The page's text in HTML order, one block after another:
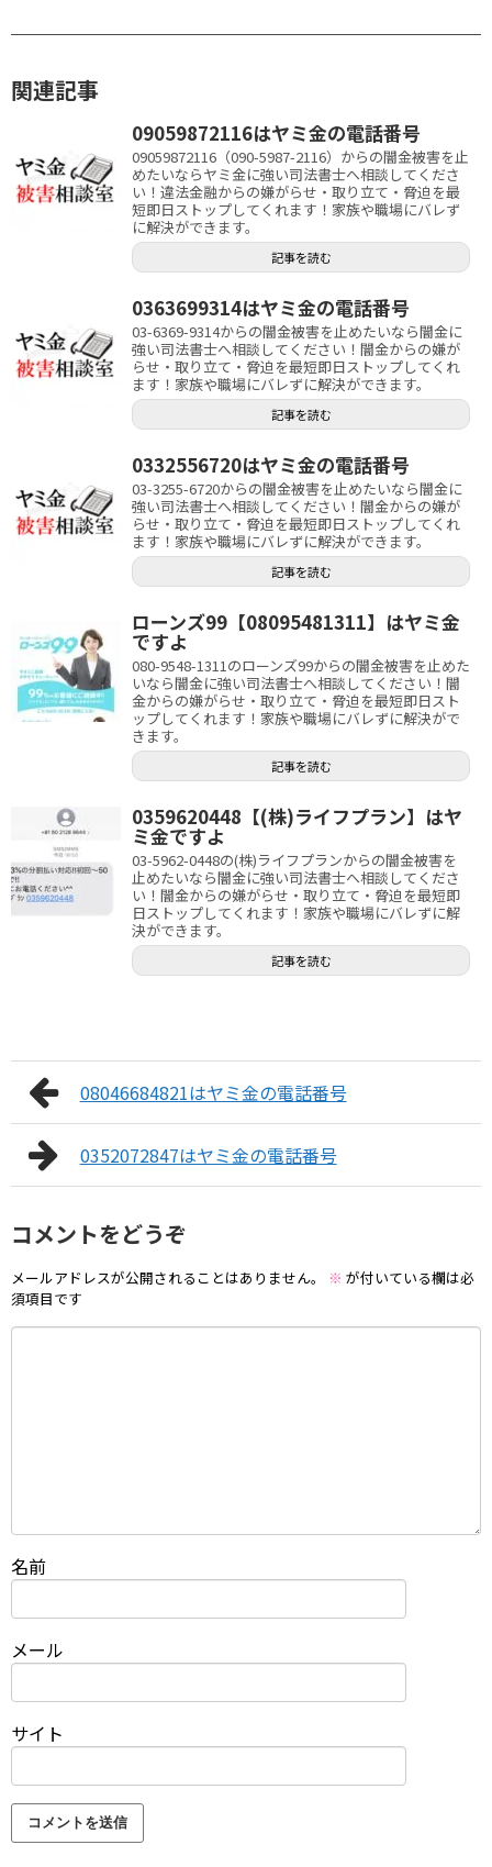
関連記事
09059872116はヤミ金の電話番号
09059872116（090-5987-2116）からの闇金被害を止
めたいならヤミ金に強い司法書士へ相談してくださ
い！違法金融からの嫌がらせ・取り立て・脅迫を最
短即日ストップしてくれます！家族や職場にバレず
に解決ができます。
記事を読む
0363699314はヤミ金の電話番号
03-6369-9314からの闇金被害を止めたいなら闇金に
強い司法書士へ相談してください！闇金からの嫌が
らせ・取り立て・脅迫を最短即日ストップしてくれ
ます！家族や職場にバレずに解決ができます。
記事を読む
0332556720はヤミ金の電話番号
03-3255-6720からの闇金被害を止めたいなら闇金に
強い司法書士へ相談してください！闇金からの嫌が
らせ・取り立て・脅迫を最短即日ストップしてくれ
ます！家族や職場にバレずに解決ができます。
記事を読む
ローンズ99【08095481311】はヤミ金
ですよ
080-9548-1311のローンズ99からの闇金被害を止めた
いなら闇金に強い司法書士へ相談してください！闇
金からの嫌がらせ・取り立て・脅迫を最短即日スト
ップしてくれます！家族や職場にバレずに解決がで
きます。
記事を読む
0359620448【(株)ライフプラン】はヤ
ミ金ですよ
03-5962-0448の(株)ライフプランからの闇金被害を
止めたいなら闇金に強い司法書士へ相談してくださ
い！闇金からの嫌がらせ・取り立て・脅迫を最短即
日ストップしてくれます！家族や職場にバレずに解
決ができます。
記事を読む
08046684821はヤミ金の電話番号
0352072847はヤミ金の電話番号
コメントをどうぞ
メールアドレスが公開されることはありません。 ※ が付いている欄は必
須項目です
名前
メール
サイト